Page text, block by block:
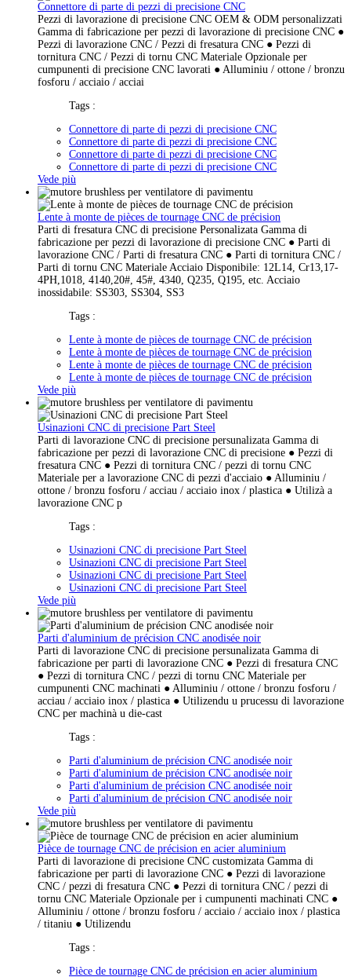
Connettore di parte di pezzi di precisione CNC
Pezzi di lavorazione di precisione CNC OEM & ODM personalizzati
Gamma di fabricazione per pezzi di lavorazione di precisione CNC ●
Pezzi di lavorazione CNC / Pezzi di fresatura CNC ● Pezzi di
tornitura CNC / Pezzi di tornu CNC Materiale Opzionale per
cumpunenti di precisione CNC lavorati ● Alluminiu / ottone / bronzu
fosforu / acciaio / acciai
Tags :
Connettore di parte di pezzi di precisione CNC
Connettore di parte di pezzi di precisione CNC
Connettore di parte di pezzi di precisione CNC
Connettore di parte di pezzi di precisione CNC
Vede più
Lente à monte de pièces de tournage CNC de précision
Parti di fresatura CNC di precisione Personalizata Gamma di
fabricazione per pezzi di lavorazione di precisione CNC ● Parti di
lavorazione CNC / Parti di fresatura CNC ● Parti di tornitura CNC /
Parti di tornu CNC Materiale Acciaio Disponibile: 12L14, Cr13,17-
4PH,1018, 4140,20#, 45#, 4340, Q235, Q195, etc. Acciaio
inossidabile: SS303, SS304, SS3
Tags :
Lente à monte de pièces de tournage CNC de précision
Lente à monte de pièces de tournage CNC de précision
Lente à monte de pièces de tournage CNC de précision
Lente à monte de pièces de tournage CNC de précision
Vede più
Usinazioni CNC di precisione Part Steel
Parti di lavorazione CNC di precisione persunalizata Gamma di
fabricazione per pezzi di lavorazione CNC di precisione ● Pezzi di
fresatura CNC ● Pezzi di tornitura CNC / pezzi di tornu CNC
Materiale per a lavorazione CNC di pezzi d'acciaio ● Alluminiu /
ottone / bronzu fosforu / acciau / acciaio inox / plastica ● Utilizà a
lavorazione CNC p
Tags :
Usinazioni CNC di precisione Part Steel
Usinazioni CNC di precisione Part Steel
Usinazioni CNC di precisione Part Steel
Usinazioni CNC di precisione Part Steel
Vede più
Parti d'aluminium de précision CNC anodisée noir
Parti di lavorazione CNC di precisione persunalizata Gamma di
fabricazione per parti di lavorazione CNC ● Pezzi di fresatura CNC
● Pezzi di tornitura CNC / pezzi di tornu CNC Materiale per
cumpunenti CNC machinati ● Alluminiu / ottone / bronzu fosforu /
acciau / acciaio inox / plastica ● Utilizendu u prucessu di lavorazione
CNC per machinà u die-cast
Tags :
Parti d'aluminium de précision CNC anodisée noir
Parti d'aluminium de précision CNC anodisée noir
Parti d'aluminium de précision CNC anodisée noir
Parti d'aluminium de précision CNC anodisée noir
Vede più
Pièce de tournage CNC de précision en acier aluminium
Parti di lavorazione di precisione CNC customizata Gamma di
fabricazione per parti di lavorazione CNC ● Pezzi di lavorazione
CNC / pezzi di fresatura CNC ● Pezzi di tornitura CNC / pezzi di
tornu CNC Materiale Opzionale per i cumpunenti machinati CNC ●
Alluminiu / ottone / bronzu fosforu / acciaio / acciaio inox / plastica
/ titaniu ● Utilizendu
Tags :
Pièce de tournage CNC de précision en acier aluminium